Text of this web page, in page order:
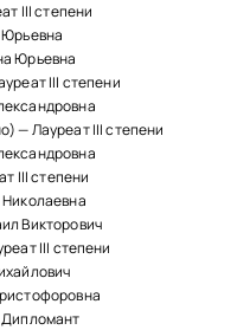
III степени
Юрьевна
III степени
— Лауреат III степени
III степени
Викторович
III степени